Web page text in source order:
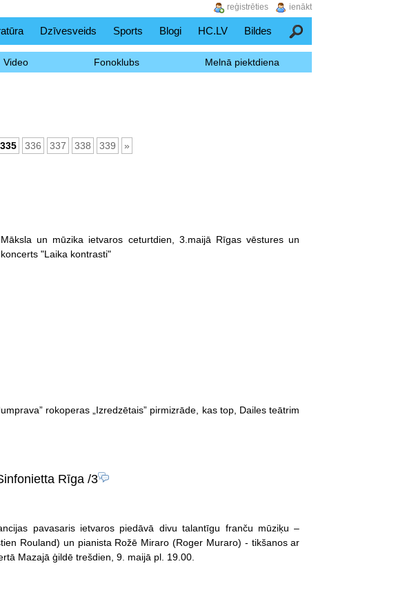
Dzīvesveids Sports Blogi HC.LV Bildes Meklēšana
Video Fonoklubs Melnā piektdiena
335 336 337 338 339 »
un mūzika ietvaros ceturtdien, 3.maijā Rīgas vēstures un
"Laika kontrasti"
rokoperas „Izredzētais” pirmizrāde, kas top, Dailes teātrim
Rīga/3
pavasaris ietvaros piedāvā divu talantīgu franču mūziķu –
Rouland) un pianista Rožē Miraro (Roger Muraro) - tikšanos ar
Mazajā ģildē trešdien, 9. maijā pl. 19.00.
ienākt
reģistrēties